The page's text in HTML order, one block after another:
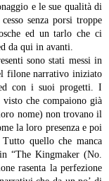
e le sue qualità di
senza porsi troppe
ed un tarlo che ci
da qui in avanti.
sono stati messi in
filone narrativo iniziato
con i suoi progetti. I
che compaiono già
nome) non trovano il
la loro presenza e poi
quello che manca
“The Kingmaker (No.
rasenta la perfezione